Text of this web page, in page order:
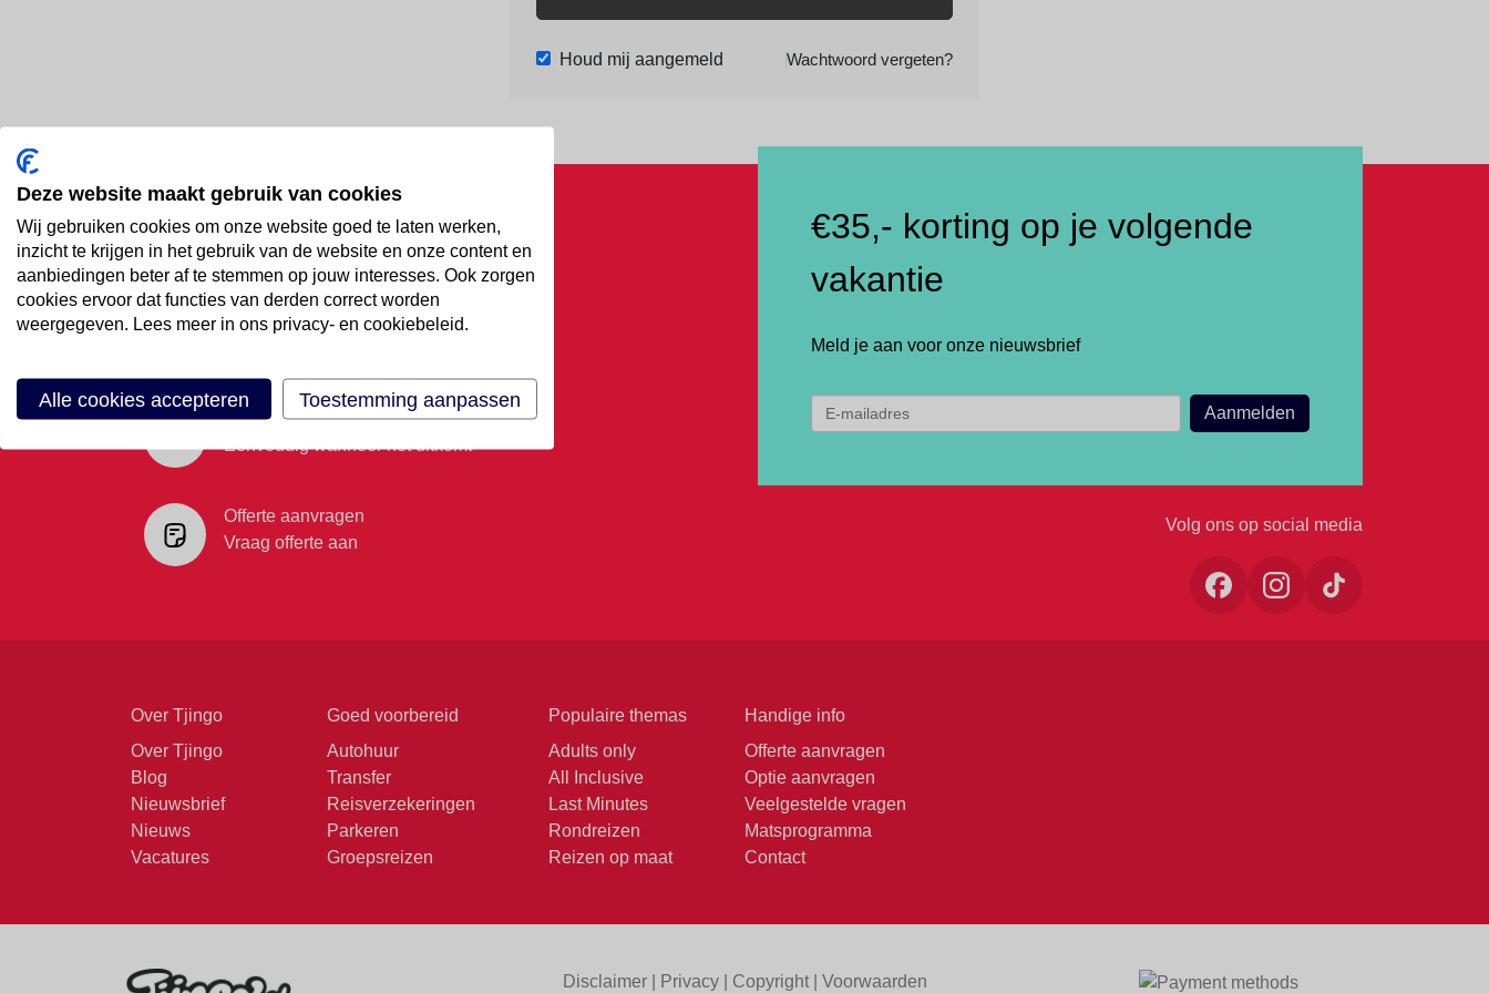
Houd mij aangemeld Wachtwoord vergeten?
Bel ons
088 66 55 999
Mail ons
Maak een afspraak
Eenvoudig wanneer het uitkomt
Offerte aanvragen
Vraag offerte aan
€35,- korting op je volgende
vakantie
Meld je aan voor onze nieuwsbrief
Volg ons op social media
Over Tjingo
Over Tjingo
Blog
Nieuwsbrief
Nieuws
Vacatures
Goed voorbereid
Autohuur
Transfer
Reisverzekeringen
Parkeren
Groepsreizen
Populaire themas
Adults only
All Inclusive
Last Minutes
Rondreizen
Reizen op maat
Handige info
Offerte aanvragen
Optie aanvragen
Veelgestelde vragen
Matsprogramma
Contact
Disclaimer| Privacy| Copyright| Voorwaarden
Deze website maakt gebruik van cookies
Wij gebruiken cookies om onze website goed te laten werken,
inzicht te krijgen in het gebruik van de website en onze content en
aanbiedingen beter af te stemmen op jouw interesses. Ook zorgen
cookies ervoor dat functies van derden correct worden
weergegeven. Lees meer in ons privacy- en cookiebeleid.
Alle cookies accepteren Toestemming aanpassen